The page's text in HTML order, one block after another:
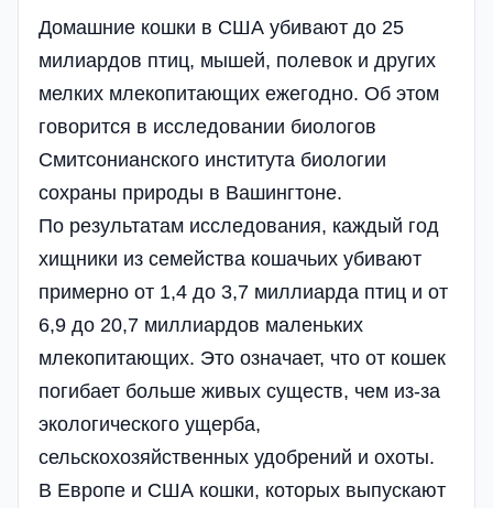
Домашние кошки в США убивают до 25
милиардов птиц, мышей, полевок и других
мелких млекопитающих ежегодно. Об этом
говорится в исследовании биологов
Смитсонианского института биологии
сохраны природы в Вашингтоне.
По результатам исследования, каждый год
хищники из семейства кошачьих убивают
примерно от 1,4 до 3,7 миллиарда птиц и от
6,9 до 20,7 миллиардов маленьких
млекопитающих. Это означает, что от кошек
погибает больше живых существ, чем из-за
экологического ущерба,
сельскохозяйственных удобрений и охоты.
В Европе и США кошки, которых выпускают